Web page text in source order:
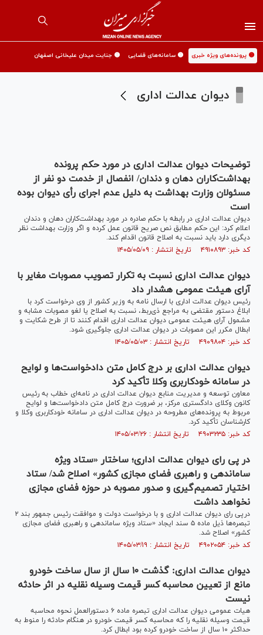
🟡 پرونده‌های ویژه خبری 🟡 سامانه‌های قضایی 🟡 جنایت میدان علیخانی اصفهان
دیوان عدالت اداری
توضیحات دیوان عدالت اداری در مورد حکم پرونده
بهداشت‌کاران دهان و دندان/ انفصال از خدمت دو نفر از
مسئولان وزارت بهداشت به دلیل عدم اجرای رأی دیوان بوده
است
دیوان عدالت اداری در رابطه با حکم صادره در مورد بهداشت‌کاران دهان و دندان
اعلام کرد: این حکم مطابق نص صریح قانون عمل کرده و اگر وزارت بهداشت نظر
دیگری دارد باید نسبت به اصلاح قانون اقدام کند.
کد خبر: ۴۹۱۰۸۹۳ تاریخ انتشار : ۱۴۰۵/۰۵/۰۹
دیوان عدالت اداری نسبت به تکرار تصویب مصوبات مغایر با
آرای هیئت عمومی هشدار داد
رئیس دیوان عدالت اداری با ارسال نامه به وزیر کشور از وی درخواست کرد با
ابلاغ دستور مقتضی به مراجع ذی‌ربط، نسبت به اصلاح یا لغو مصوبات مشابه و
مشمول آرای هیئت عمومی دیوان عدالت اداری اقدام کنند تا از طرح شکایت و
ابطال مکرر این مصوبات در دیوان عدالت اداری جلوگیری شود.
کد خبر: ۴۹۰۹۸۰۴ تاریخ انتشار : ۱۴۰۵/۰۵/۰۳
دیوان عدالت اداری بر درج کامل متن دادخواست‌ها و لوایح
در سامانه خودکاربری وکلا تأکید کرد
معاون توسعه و مدیریت منابع دیوان عدالت اداری در نامه‌ای خطاب به رئیس
کانون وکلای دادگستری مرکز، بر ضرورت درج کامل متن دادخواست‌ها و لوایح
مربوط به پرونده‌های مطروحه در دیوان عدالت اداری در سامانه خودکاربری وکلا و
کارشناسان تأکید کرد.
کد خبر: ۴۹۰۳۲۳۵ تاریخ انتشار : ۱۴۰۵/۰۳/۲۶
در پی رای دیوان عدالت اداری؛ ساختار «ستاد ویژه
ساماندهی و راهبری فضای مجازی کشور» اصلاح شد/ ستاد
اختیار تصمیم‌گیری و صدور مصوبه در حوزه فضای مجازی
نخواهد داشت
درپی رای دیوان عدالت اداری و با درخواست دولت و موافقت رئیس جمهور بند ۲
تبصره‌ها ذیل ماده ۵ سند ایجاد «ستاد ویژه ساماندهی و راهبری فضای مجازی
کشور» اصلاح شد.
کد خبر: ۴۹۰۲۰۵۴ تاریخ انتشار : ۱۴۰۵/۰۳/۱۹
دیوان عدالت اداری: گذشت ۱۰ سال از سال ساخت خودرو
مانع از تعیین محاسبه کسر قیمت وسیله نقلیه در اثر حادثه
نیست
هیات عمومی دیوان عدالت اداری تبصره ماده ۶ دستورالعمل نحوه محاسبه
قیمت وسیله نقلیه را که محاسبه کسر قیمت خودرو در هنگام حادثه را منوط به
حداکثر ۱۰ سال از ساخت خودرو کرده بود ابطال کرد.